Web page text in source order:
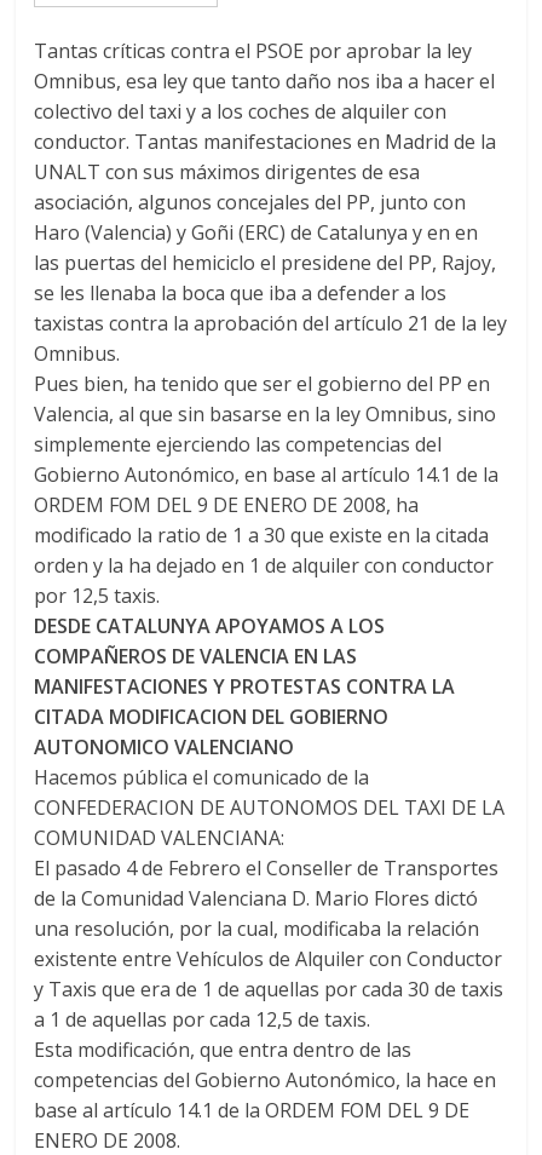
Tantas críticas contra el PSOE por aprobar la ley
Omnibus, esa ley que tanto daño nos iba a hacer el
colectivo del taxi y a los coches de alquiler con
conductor. Tantas manifestaciones en Madrid de la
UNALT con sus máximos dirigentes de esa
asociación, algunos concejales del PP, junto con
Haro (Valencia) y Goñi (ERC) de Catalunya y en en
las puertas del hemiciclo el presidene del PP, Rajoy,
se les llenaba la boca que iba a defender a los
taxistas contra la aprobación del artículo 21 de la ley
Omnibus.
Pues bien, ha tenido que ser el gobierno del PP en
Valencia, al que sin basarse en la ley Omnibus, sino
simplemente ejerciendo las competencias del
Gobierno Autonómico, en base al artículo 14.1 de la
ORDEM FOM DEL 9 DE ENERO DE 2008, ha
modificado la ratio de 1 a 30 que existe en la citada
orden y la ha dejado en 1 de alquiler con conductor
por 12,5 taxis.
DESDE CATALUNYA APOYAMOS A LOS
COMPAÑEROS DE VALENCIA EN LAS
MANIFESTACIONES Y PROTESTAS CONTRA LA
CITADA MODIFICACION DEL GOBIERNO
AUTONOMICO VALENCIANO
Hacemos pública el comunicado de la
CONFEDERACION DE AUTONOMOS DEL TAXI DE LA
COMUNIDAD VALENCIANA:
El pasado 4 de Febrero el Conseller de Transportes
de la Comunidad Valenciana D. Mario Flores dictó
una resolución, por la cual, modificaba la relación
existente entre Vehículos de Alquiler con Conductor
y Taxis que era de 1 de aquellas por cada 30 de taxis
a 1 de aquellas por cada 12,5 de taxis.
Esta modificación, que entra dentro de las
competencias del Gobierno Autonómico, la hace en
base al artículo 14.1 de la ORDEM FOM DEL 9 DE
ENERO DE 2008.